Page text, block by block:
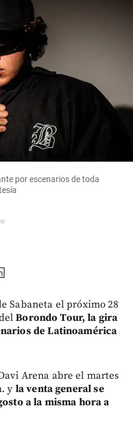
por escenarios de toda
2
Sabaneta el próximo 28
Borondo Tour, la gira
de Latinoamérica
Arena abre el martes
y la venta general se
a la misma hora a